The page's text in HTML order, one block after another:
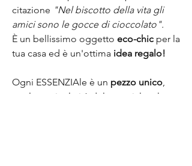
citazione "Nel biscotto della vita gli
amici sono le gocce di cioccolato".
È un bellissimo oggetto eco-chic per la
tua casa ed è un'ottima idea regalo!
Ogni ESSENZIAle è un pezzo unico,
per la particolarità del materiale e la